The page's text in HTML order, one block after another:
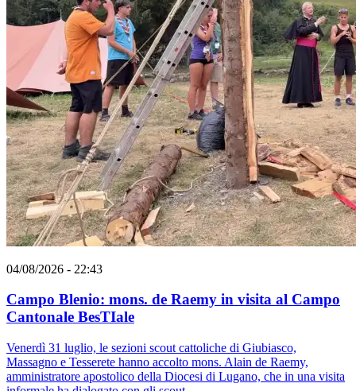
04/08/2026 - 22:43
Campo Blenio: mons. de Raemy in visita al Campo
Cantonale BesTIale
Venerdì 31 luglio, le sezioni scout cattoliche di Giubiasco,
Massagno e Tesserete hanno accolto mons. Alain de Raemy,
amministratore apostolico della Diocesi di Lugano, che in una visita